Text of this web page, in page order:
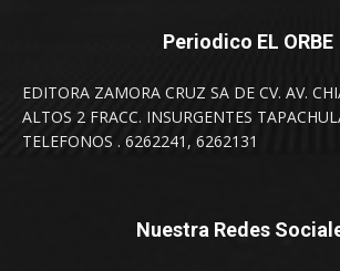
Periodico EL ORBE
EDITORA ZAMORA CRUZ SA DE CV. AV.
ALTOS 2 FRACC. INSURGENTES
TELEFONOS . 6262241, 6262131
Nuestra Redes